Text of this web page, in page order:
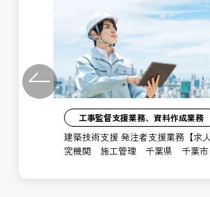
Previous
工事監督支援業務、資料作成業務
建築技術支援 発注者支援業務【求
究機関 施工管理 千葉県 千葉市